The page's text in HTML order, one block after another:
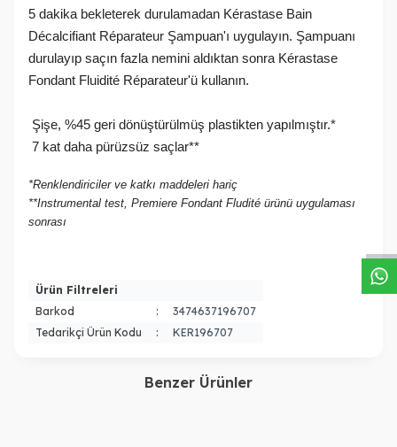
5 dakika bekleterek durulamadan Kérastase Bain
Décalcifiant Réparateur Şampuan'ı uygulayın. Şampuanı
durulayıp saçın fazla nemini aldıktan sonra Kérastase
Fondant Fluidité Réparateur'ü kullanın.
Şişe, %45 geri dönüştürülmüş plastikten yapılmıştır.*
7 kat daha pürüzsüz saçlar**
*Renklendiriciler ve katkı maddeleri hariç
**Instrumental test, Premiere Fondant Fludité ürünü uygulaması
sonrası
Ürün Filtreleri
Barkod
:
3474637196707
Tedarikçi Ürün Kodu
: KER196707
Benzer Ürünler